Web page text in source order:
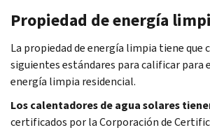
Propiedad de energía
La propiedad de energía limpia tiene que
siguientes estándares para calificar para
energía limpia residencial.
Los calentadores de agua solares
certificados por la Corporación de